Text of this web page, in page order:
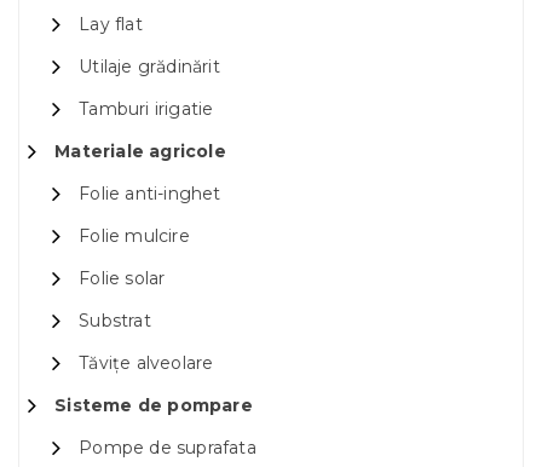
Lay flat
Utilaje grădinărit
Tamburi irigatie
Materiale agricole
Folie anti-inghet
Folie mulcire
Folie solar
Substrat
Tăvițe alveolare
Sisteme de pompare
Pompe de suprafata